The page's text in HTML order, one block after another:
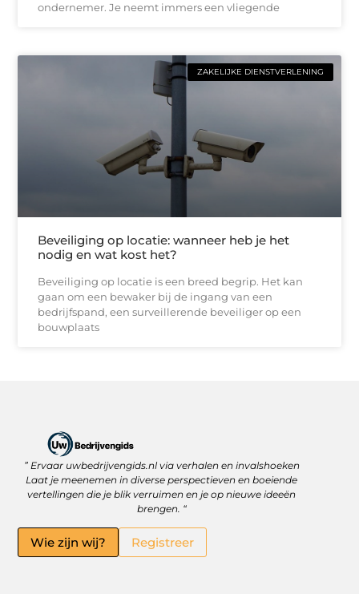
ondernemer. Je neemt immers een vliegende
ZAKELIJKE DIENSTVERLENING
Beveiliging op locatie: wanneer heb je het
nodig en wat kost het?
Beveiliging op locatie is een breed begrip. Het kan
gaan om een bewaker bij de ingang van een
bedrijfspand, een surveillerende beveiliger op een
bouwplaats
” Ervaar uwbedrijvengids.nl via verhalen en invalshoeken
Laat je meenemen in diverse perspectieven en boeiende
vertellingen die je blik verruimen en je op nieuwe ideeën
brengen. “
Wie zijn wij? Registreer